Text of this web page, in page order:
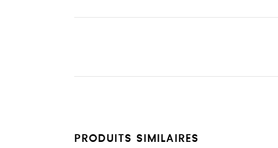
PRODUITS SIMILAIRES